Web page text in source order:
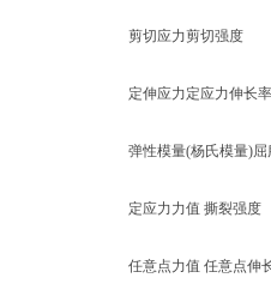
剪切应力剪切强度
定伸应力定应力伸长率
弹性模量(杨氏模量)屈
定应力力值 撕裂强度
任意点力值 任意点伸